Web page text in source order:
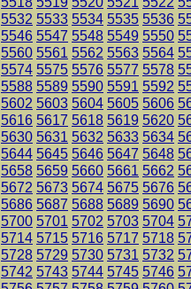
5532 5533 5534 5535 5536
5546 5547 5548 5549 5550
5560 5561 5562 5563 5564
5574 5575 5576 5577 5578
5588 5589 5590 5591 5592
5602 5603 5604 5605 5606
5616 5617 5618 5619 5620
5630 5631 5632 5633 5634
5644 5645 5646 5647 5648
5658 5659 5660 5661 5662
5672 5673 5674 5675 5676
5686 5687 5688 5689 5690
5700 5701 5702 5703 5704
5714 5715 5716 5717 5718
5728 5729 5730 5731 5732
5742 5743 5744 5745 5746